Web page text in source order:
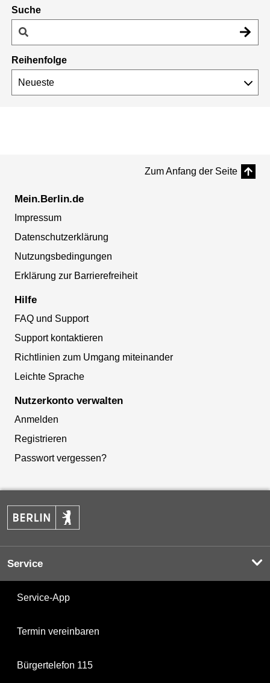
Suche
Reihenfolge
Zum Anfang der Seite
Mein.Berlin.de
Impressum
Datenschutzerklärung
Nutzungsbedingungen
Erklärung zur Barrierefreiheit
Hilfe
FAQ und Support
Support kontaktieren
Richtlinien zum Umgang miteinander
Leichte Sprache
Nutzerkonto verwalten
Anmelden
Registrieren
Passwort vergessen?
Service
Service-App
Termin vereinbaren
Bürgertelefon 115